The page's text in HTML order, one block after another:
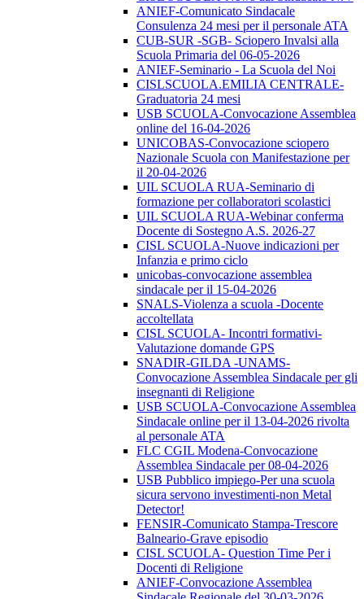
ANIEF-Comunicato Sindacale
Consulenza 24 mesi per il personale ATA
CUB-SUR -SGB- Sciopero Invalsi alla
Scuola Primaria del 06-05-2026
ANIEF-Seminario - La Scuola del Noi
CISLSCUOLA.EMILIA CENTRALE-
Graduatoria 24 mesi
USB SCUOLA-Convocazione Assemblea
online del 16-04-2026
UNICOBAS-Convocazione sciopero
Nazionale Scuola con Manifestazione per
il 20-04-2026
UIL SCUOLA RUA-Seminario di
formazione per collaboratori scolastici
UIL SCUOLA RUA-Webinar conferma
Docente di Sostegno A.S. 2026-27
CISL SCUOLA-Nuove indicazioni per
Infanzia e primo ciclo
unicobas-convocazione assemblea
sindacale per il 15-04-2026
SNALS-Violenza a scuola -Docente
accoltellata
CISL SCUOLA- Incontri formativi-
Valutazione domande GPS
SNADIR-GILDA -UNAMS-
Convocazione Assemblea Sindacale per gli
insegnanti di Religione
USB SCUOLA-Convocazione Assemblea
Sindacale online per il 13-04-2026 rivolta
al personale ATA
FLC CGIL Modena-Convocazione
Assemblea Sindacale per 08-04-2026
USB Pubblico impiego-Per una scuola
sicura servono investimenti-non Metal
Detector!
FENSIR-Comunicato Stampa-Trescore
Balneario-Grave episodio
CISL SCUOLA- Question Time Per i
Docenti di Religione
ANIEF-Convocazione Assemblea